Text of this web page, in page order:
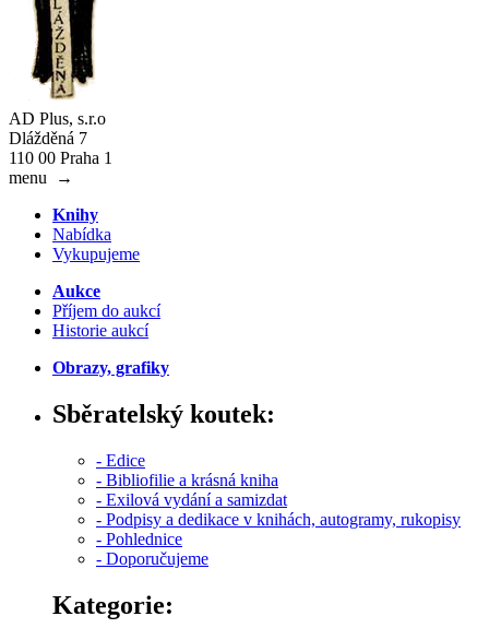
AD Plus, s.r.o
Dlážděná 7
110 00 Praha 1
menu
→
Knihy
Nabídka
Vykupujeme
Aukce
Příjem do aukcí
Historie aukcí
Obrazy, grafiky
Sběratelský koutek:
- Edice
- Bibliofilie a krásná kniha
- Exilová vydání a samizdat
- Podpisy a dedikace v knihách, autogramy, rukopisy
- Pohlednice
- Doporučujeme
Kategorie: